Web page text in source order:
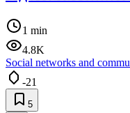
1 min
4.8K
Social networks and
-21
5